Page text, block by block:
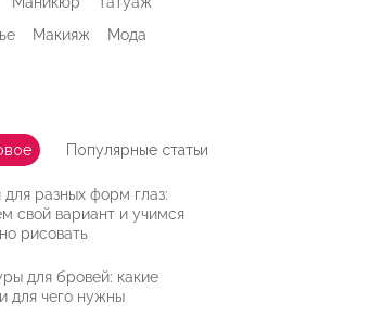
Макияж
Мода
Популярные статьи
разных форм глаз:
свой вариант и учимся
рисовать
для бровей: какие
для чего нужны